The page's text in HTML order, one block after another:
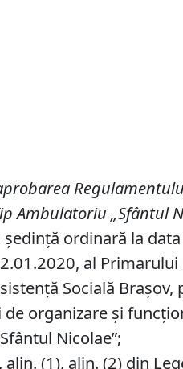
Ambulatoriu „Sfântul
ordinară la
al
Socială
organizare şi
Nicolae”;
(1), alin. (2) din